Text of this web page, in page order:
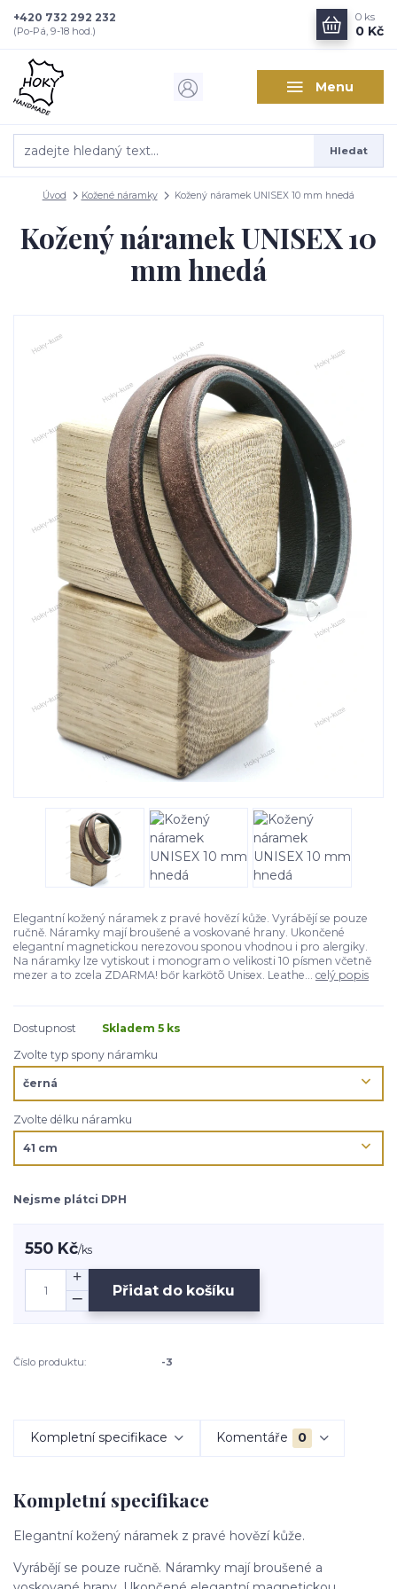
Menu
Hledat
+420 732 292 232
(Po-Pá, 9-18 hod.)
0 ks
0 Kč
Úvod Kožené náramky Kožený náramek UNISEX 10 mm hnedá
Kožený náramek UNISEX 10
mm hnedá
Elegantní kožený náramek z pravé hovězí kůže. Vyrábějí se pouze
ručně. Náramky mají broušené a voskované hrany. Ukončené
elegantní magnetickou nerezovou sponou vhodnou i pro alergiky.
Na náramky lze vytiskout i monogram o velikosti 10 písmen včetně
mezer a to zcela ZDARMA! bőr karkötõ Unisex. Leathe... celý popis
Dostupnost
Skladem 5 ks
Zvolte typ spony náramku
Zvolte délku náramku
Nejsme plátci DPH
550 Kč/ks
Přidat do košíku
Číslo produktu: -3
Kompletní specifikace Komentáře 0
Kompletní specifikace
Elegantní kožený náramek z pravé hovězí kůže.
Vyrábějí se pouze ručně. Náramky mají broušené a